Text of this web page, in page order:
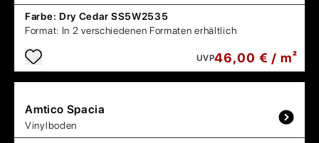
Farbe: Dry Cedar SS5W2535
Format: In 2 verschiedenen Formaten erhältlich
UVP46,00 € / m²
Amtico Spacia
Vinylboden